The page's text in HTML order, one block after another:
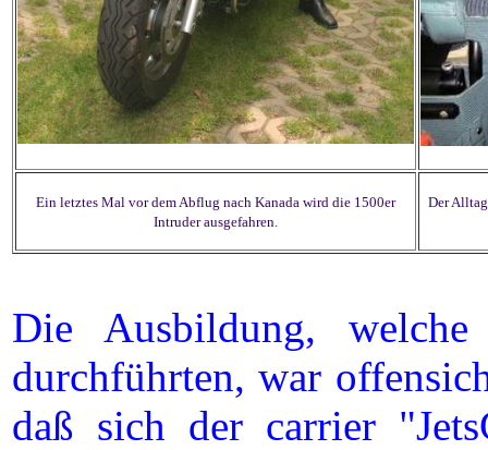
Ein letztes Mal vor dem Abflug nach Kanada wird die 1500er
Intruder ausgefahren.
Der
Die Ausbildung,
durchführten, war
daß sich der carrier